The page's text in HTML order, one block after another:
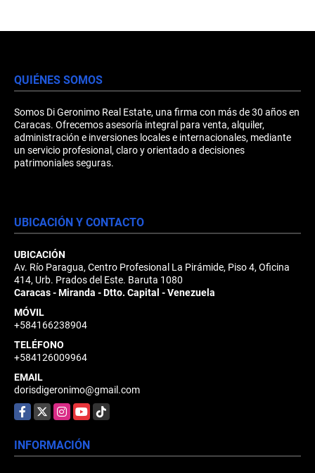
QUIÉNES SOMOS
Somos Di Geronimo Real Estate, una firma con más de 30 años en
Caracas. Ofrecemos asesoría integral para venta, alquiler,
administración e inversiones locales e internacionales, mediante
un servicio profesional, claro y orientado a decisiones
patrimoniales seguras.
UBICACIÓN Y CONTACTO
UBICACIÓN
Av. Río Paragua, Centro Profesional La Pirámide, Piso 4, Oficina
414, Urb. Prados del Este. Baruta 1080
Caracas - Miranda - Dtto. Capital - Venezuela
MÓVIL
+584166238904
TELÉFONO
+584126009964
EMAIL
dorisdigeronimo@gmail.com
Facebook
X Instagram
YouTubeTikTok
INFORMACIÓN